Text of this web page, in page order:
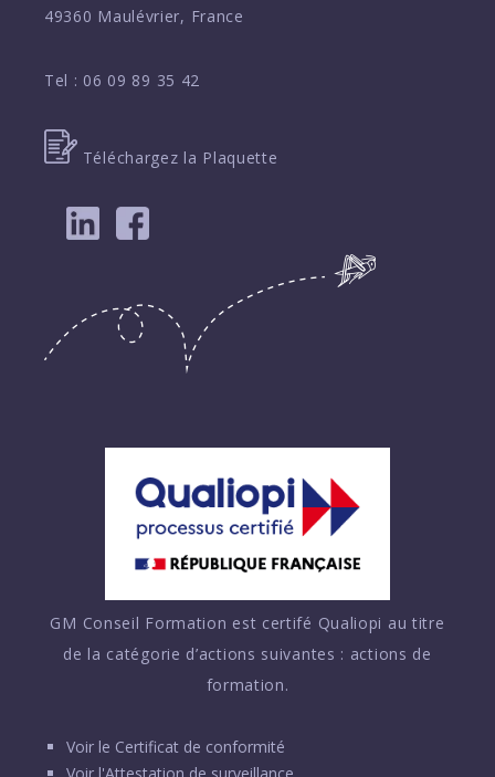
49360 Maulévrier, France
Tel : 06 09 89 35 42
Téléchargez la Plaquette
GM Conseil Formation est certifé Qualiopi au titre
de la catégorie d’actions suivantes : actions de
formation.
Voir le Certificat de conformité
Voir l'Attestation de surveillance